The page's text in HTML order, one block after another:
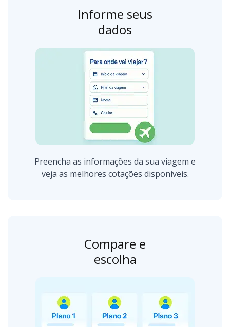
Informe seus
dados
Preencha as informações da sua viagem e
veja as melhores cotações disponíveis.
Compare e
escolha